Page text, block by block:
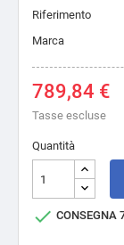
Riferimento
Marca
789,84 €
Tasse escluse
Quantità
 CONSEGNA